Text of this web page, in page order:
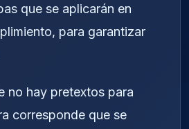
que se aplicarán en
para garantizar
no hay pretextos para
corresponde que se